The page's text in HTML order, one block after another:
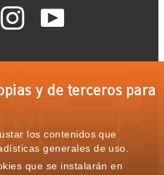
 
y de terceros para
los contenidos que
generales de uso.
que se instalarán en